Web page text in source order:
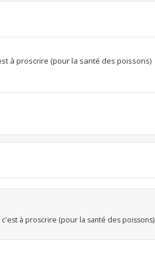
à proscrire (pour la santé des poissons)
à proscrire (pour la santé des poissons)